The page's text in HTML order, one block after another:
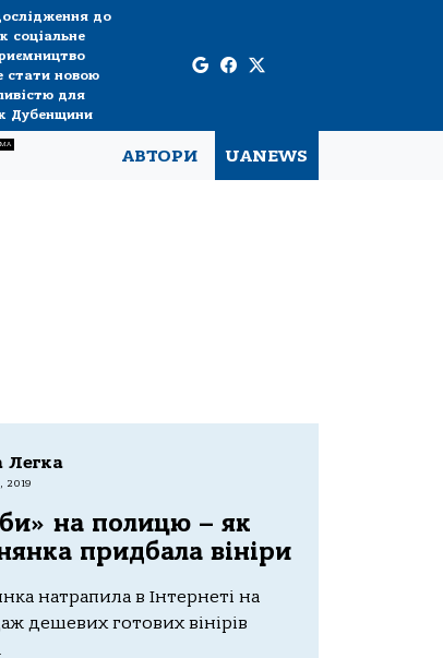
до
соціальне
стати новою
для
Дубенщини
АВТОРИ UANEWS
Легка
2019
на полицю – як
придбала вініри
натрапила в Інтернеті на
дешевих готових вінірів